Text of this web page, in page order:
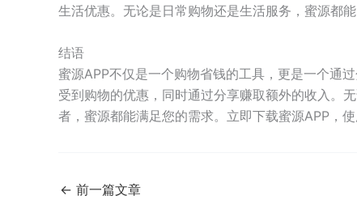
生活优惠。无论是日常购物还是生活服务，蜜源都
结语
蜜源APP不仅是一个购物省钱的工具，更是一个通
受到购物的优惠，同时通过分享赚取额外的收入。
者，蜜源都能满足您的需求。立即下载蜜源APP，
← 前一篇文章